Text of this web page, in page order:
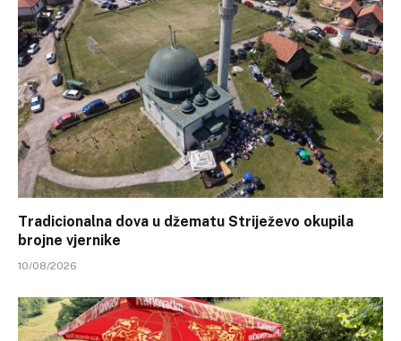
Tradicionalna dova u džematu Striježevo okupila
brojne vjernike
10/08/2026